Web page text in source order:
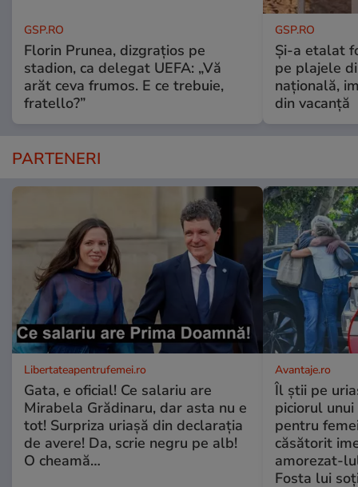
GSP.RO
Florin Prunea, dizgrațios pe
stadion, ca delegat UEFA: „Vă
arăt ceva frumos. E ce trebuie,
fratello?”
GSP.RO
Și-a etalat
pe plajele
națională,
din vacanță
PARTENERI
Libertateapentrufemei.ro
Gata, e oficial! Ce salariu are
Mirabela Grădinaru, dar asta nu e
tot! Surpriza uriașă din declarația
de avere! Da, scrie negru pe alb!
O cheamă…
Avantaje.ro
Îl știi pe
piciorul
pentru
căsătorit
amorezat-
Fosta lui